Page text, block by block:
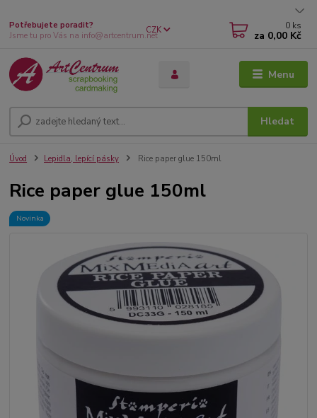
Menu
CZK
Hledat
Potřebujete poradit?
Jsme tu pro Vás na info@artcentrum.net
0 ks
za 0,00 Kč
Úvod Lepidla, lepící pásky Rice paper glue 150ml
Rice paper glue 150ml
Novinka